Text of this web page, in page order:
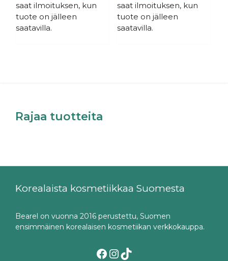
saat ilmoituksen, kun
tuote on jälleen
saatavilla.
saat ilmoituksen, kun
tuote on jälleen
saatavilla.
Rajaa tuotteita
Korealaista kosmetiikkaa Suomesta
Bearel on vuonna 2016 perustettu, Suomen
ensimmäinen korealaisen kosmetiikan verkkokauppa.
Facebook
Instagram
TikTok